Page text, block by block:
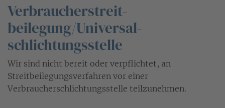
Verbraucher­streit­
beilegung/Universal­
schlichtungs­stelle
Wir sind nicht bereit oder verpflichtet, an
Streitbeilegungsverfahren vor einer
Verbraucherschlichtungsstelle teilzunehmen.